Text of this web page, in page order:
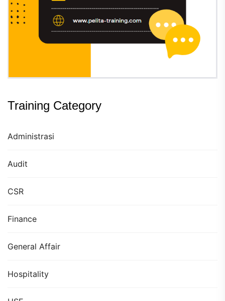
Training Category
Administrasi
Audit
CSR
Finance
General Affair
Hospitality